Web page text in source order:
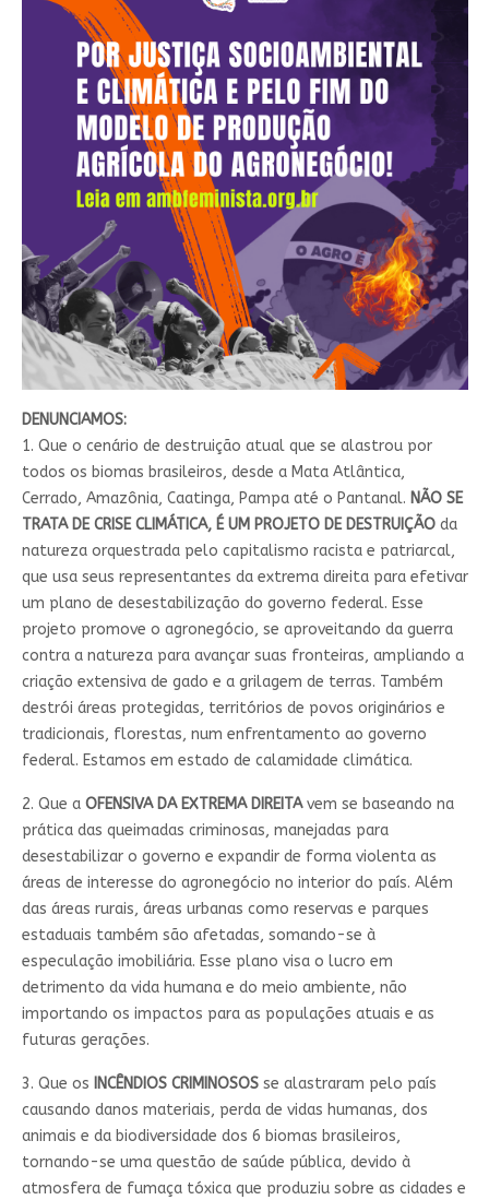
DENUNCIAMOS:
1. Que o cenário de destruição atual que se alastrou por
todos os biomas brasileiros, desde a Mata Atlântica,
Cerrado, Amazônia, Caatinga, Pampa até o Pantanal. NÃO SE
TRATA DE CRISE CLIMÁTICA, É UM PROJETO DE DESTRUIÇÃOda
natureza orquestrada pelo capitalismo racista e patriarcal,
que usa seus representantes da extrema direita para efetivar
um plano de desestabilização do governo federal. Esse
projeto promove o agronegócio, se aproveitando da guerra
contra a natureza para avançar suas fronteiras, ampliando a
criação extensiva de gado e a grilagem de terras. Também
destrói áreas protegidas, territórios de povos originários e
tradicionais, florestas, num enfrentamento ao governo
federal. Estamos em estado de calamidade climática.
2. Que a OFENSIVA DA EXTREMA DIREITAvem se baseando na
prática das queimadas criminosas, manejadas para
desestabilizar o governo e expandir de forma violenta as
áreas de interesse do agronegócio no interior do país. Além
das áreas rurais, áreas urbanas como reservas e parques
estaduais também são afetadas, somando-se à
especulação imobiliária. Esse plano visa o lucro em
detrimento da vida humana e do meio ambiente, não
importando os impactos para as populações atuais e as
futuras gerações.
3. Que os INCÊNDIOS CRIMINOSOSse alastraram pelo país
causando danos materiais, perda de vidas humanas, dos
animais e da biodiversidade dos 6 biomas brasileiros,
tornando-se uma questão de saúde pública, devido à
atmosfera de fumaça tóxica que produziu sobre as cidades e